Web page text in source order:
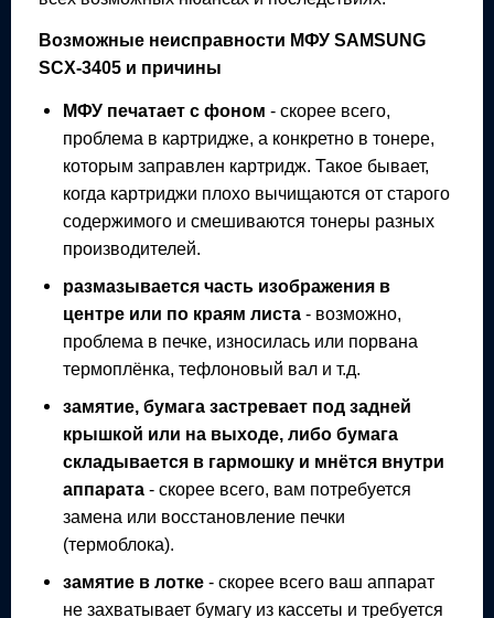
Возможные неисправности МФУ SAMSUNG
SCX-3405и причины
МФУ печатает с фоном - скорее всего,
проблема в картридже, а конкретно в тонере,
которым заправлен картридж. Такое бывает,
когда картриджи плохо вычищаются от старого
содержимого и смешиваются тонеры разных
производителей.
размазывается часть изображения в
центре или по краям листа - возможно,
проблема в печке, износилась или порвана
термоплёнка, тефлоновый вал и т.д.
замятие, бумага застревает под задней
крышкой или на выходе, либо бумага
складывается в гармошку и мнётся внутри
аппарата - скорее всего, вам потребуется
замена или восстановление печки
(термоблока).
замятие в лотке - скорее всего ваш аппарат
не захватывает бумагу из кассеты и требуется